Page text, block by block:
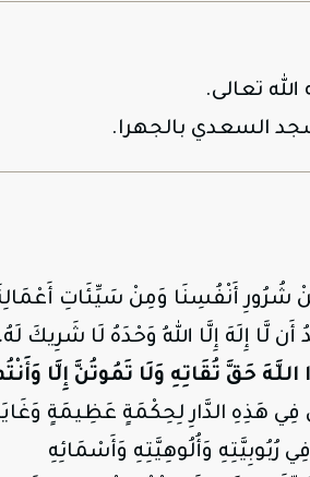
تعالى.
شُرُورِ أَنْفُسِنَا وَمِنْ سَيِّئَاتِ
إِلَهَ إِلَّا اللهُ وَحْدَهُ لَا شَرِيكَ
اللَّهَ حَقَّ تُقَاتِهِ وَلَا تَمُوتُنَّ إِلَّا
فِي هَذِهِ الدَّارِ لِحِكْمَةٍ عَظِيمَةٍ
رُبُوبِيَّتِهِ وَأُلُوهِيَّتِهِ وَأَسْمَائِهِ